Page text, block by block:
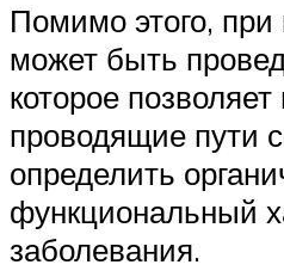
Помимо этого,
может быть
которое позволяет
проводящие пути
определить
функциональный
заболевания.